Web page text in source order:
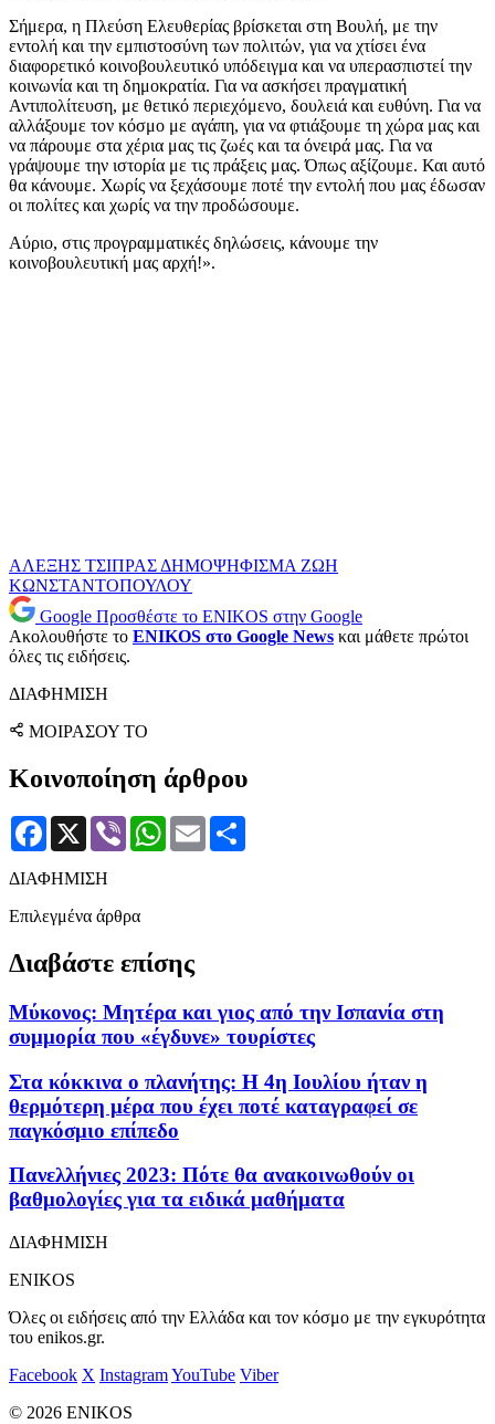
Σήμερα, η Πλεύση Ελευθερίας βρίσκεται στη Βουλή, με την
εντολή και την εμπιστοσύνη των πολιτών, για να χτίσει ένα
διαφορετικό κοινοβουλευτικό υπόδειγμα και να υπερασπιστεί την
κοινωνία και τη δημοκρατία. Για να ασκήσει πραγματική
Αντιπολίτευση, με θετικό περιεχόμενο, δουλειά και ευθύνη. Για να
αλλάξουμε τον κόσμο με αγάπη, για να φτιάξουμε τη χώρα μας και
να πάρουμε στα χέρια μας τις ζωές και τα όνειρά μας. Για να
γράψουμε την ιστορία με τις πράξεις μας. Όπως αξίζουμε. Και αυτό
θα κάνουμε. Χωρίς να ξεχάσουμε ποτέ την εντολή που μας έδωσαν
οι πολίτες και χωρίς να την προδώσουμε.
Αύριο, στις προγραμματικές δηλώσεις, κάνουμε την
κοινοβουλευτική μας αρχή!».
ΑΛΕΞΗΣ ΤΣΙΠΡΑΣ ΔΗΜΟΨΗΦΙΣΜΑ ΖΩΗ
ΚΩΝΣΤΑΝΤΟΠΟΥΛΟΥ
Google Προσθέστε το ENIKOS στην Google
Ακολουθήστε το ENIKOS στο Google News και μάθετε πρώτοι
όλες τις ειδήσεις.
ΔΙΑΦΗΜΙΣΗ
ΜΟΙΡΑΣΟΥ ΤΟ
Κοινοποίηση άρθρου
Facebook
X Viber WhatsApp
Email
ΔΙΑΦΗΜΙΣΗ
Επιλεγμένα άρθρα
Διαβάστε επίσης
Μύκονος: Μητέρα και γιος από την Ισπανία στη
συμμορία που «έγδυνε» τουρίστες
Στα κόκκινα ο πλανήτης: Η 4η Ιουλίου ήταν η
θερμότερη μέρα που έχει ποτέ καταγραφεί σε
παγκόσμιο επίπεδο
Πανελλήνιες 2023: Πότε θα ανακοινωθούν οι
βαθμολογίες για τα ειδικά μαθήματα
ΔΙΑΦΗΜΙΣΗ
ENIKOS
Όλες οι ειδήσεις από την Ελλάδα και τον κόσμο με την εγκυρότητα
του enikos.gr.
Facebook X InstagramYouTube Viber
© 2026 ENIKOS